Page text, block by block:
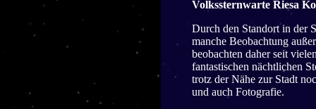
Volkssternwarte Riesa
Durch den Standort in der
manche Beobachtung
beobachten daher seit
fantastischen nächtlichen
trotz der Nähe zur Stadt
und auch Fotografie.